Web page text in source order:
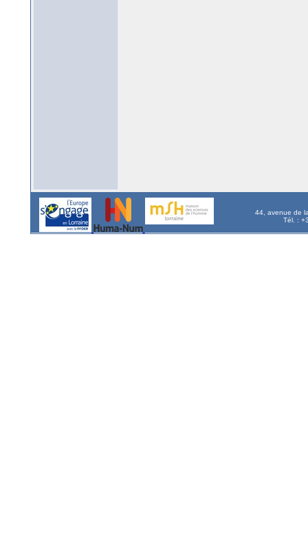
44, avenue de
Tél. :